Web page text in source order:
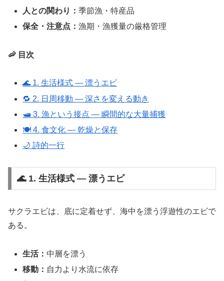
人との関わり：季節漁・特産品
保全・注意点：漁期・漁獲量の厳格管理
🦐 目次
🌊 1. 生活様式 ― 漂うエビ
🔁 2. 日周移動 ― 深さを変える動き
🛥 3. 漁という接点 ― 瞬間的な大量捕獲
🍽 4. 食文化 ― 乾燥と保存
🌙 詩的一行
🌊 1. 生活様式 ― 漂うエビ
サクラエビは、底に定着せず、海中を漂う浮遊性のエビで
ある。
生活： 中層を漂う
移動： 自力より水流に依存